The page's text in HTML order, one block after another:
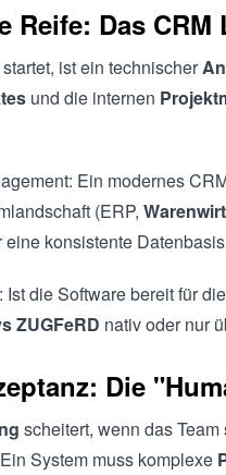
Reife: Das
ist ein technischer
und die internen
Ein modernes
(ERP,
eine konsistente
die Software bereit für die
ZUGFeRD nativ oder nur
Die
scheitert, wenn das
System muss komplexe